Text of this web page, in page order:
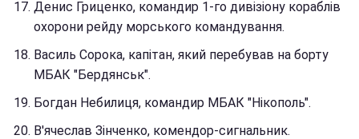
Денис Гриценко, командир 1-го дивізіону кораблів
охорони рейду морського командування.
Василь Сорока, капітан, який перебував на борту
МБАК "Бердянськ".
Богдан Небилиця, командир МБАК "Нікополь".
В'ячеслав Зінченко, комендор-сигнальник.